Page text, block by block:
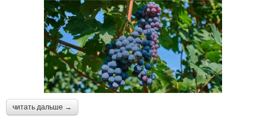
читать дальше →